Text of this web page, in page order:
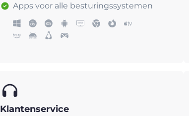
Apps voor alle besturingssystemen
Klantenservice